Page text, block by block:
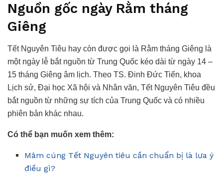
Nguồn gốc ngày Rằm tháng
Giêng
Tết Nguyên Tiêu hay còn được gọi là Rằm tháng Giêng là
một ngày lễ bắt nguồn từ Trung Quốc kéo dài từ ngày 14 –
15 tháng Giêng âm lịch. Theo TS. Đinh Đức Tiến, khoa
Lịch sử, Đại học Xã hội và Nhân văn, Tết Nguyên Tiêu đều
bắt nguồn từ những sự tích của Trung Quốc và có nhiều
phiên bản khác nhau.
Có thể bạn muốn xem thêm:
Mâm cúng Tết Nguyên tiêu cần chuẩn bị là lưa ý
điều gì?